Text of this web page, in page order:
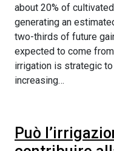
about 20% of
generating an
two-thirds of future
expected to come
irrigation is strategic
increasing…
Può